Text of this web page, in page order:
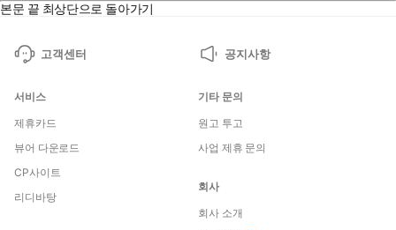
본문 끝 최상단으로 돌아가기
고객센터 공지사항
서비스
제휴카드
뷰어 다운로드
CP사이트
리디바탕
기타 문의
원고 투고
사업 제휴 문의
회사
회사 소개